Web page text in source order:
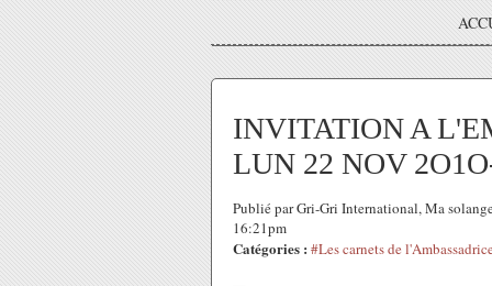
INVITATION A
LUN 22 NOV
Publié par Gri-Gri International, Ma
16:21pm
Catégories : #Les carnets de